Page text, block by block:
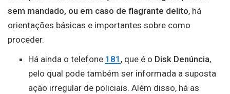
sem mandado, ou em caso de flagrante delito, há
orientações básicas e importantes sobre como
proceder.
Há ainda o telefone 181 , que é o Disk Denúncia,
pelo qual pode também ser informada a suposta
ação irregular de policiais. Além disso, há as